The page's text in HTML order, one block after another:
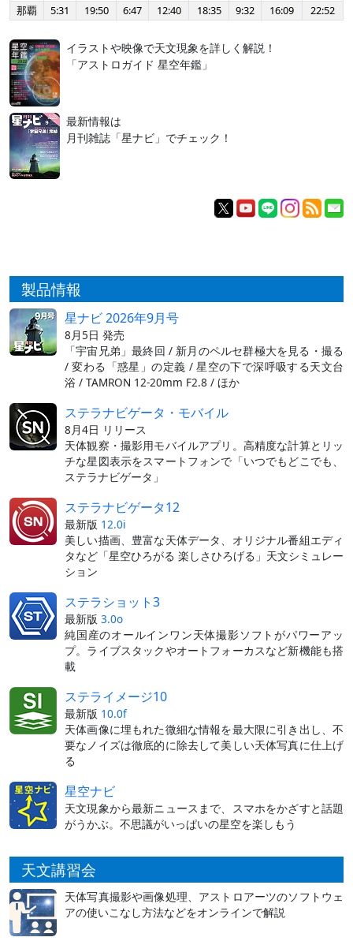
那覇
5:31 19:50 6:47 12:40 18:35 9:32 16:09 22:52
イラストや映像で天文現象を詳しく解説！
「アストロガイド 星空年鑑」
最新情報は
月刊雑誌「星ナビ」でチェック！
製品情報
星ナビ 2026年9月号
8月5日 発売
「宇宙兄弟」最終回 / 新月のペルセ群極大を見る・撮る
/ 変わる「惑星」の定義 / 星空の下で深呼吸する天文台
浴 / TAMRON 12-20mm F2.8 / ほか
ステラナビゲータ・モバイル
8月4日 リリース
天体観察・撮影用モバイルアプリ。高精度な計算とリッ
チな星図表示をスマートフォンで「いつでもどこでも、
ステラナビゲータ」
ステラナビゲータ12
最新版 12.0i
美しい描画、豊富な天体データ、オリジナル番組エディ
タなど「星空ひろがる 楽しさひろげる」天文シミュレー
ション
ステラショット3
最新版 3.0o
純国産のオールインワン天体撮影ソフトがパワーアッ
プ。ライブスタックやオートフォーカスなど新機能も搭
載
ステライメージ10
最新版 10.0f
天体画像に埋もれた微細な情報を最大限に引き出し、不
要なノイズは徹底的に除去して美しい天体写真に仕上げ
る
星空ナビ
天文現象から最新ニュースまで、スマホをかざすと話題
がうかぶ。不思議がいっぱいの星空を楽しもう
天文講習会
天体写真撮影や画像処理、アストロアーツのソフトウェ
アの使いこなし方法などをオンラインで解説